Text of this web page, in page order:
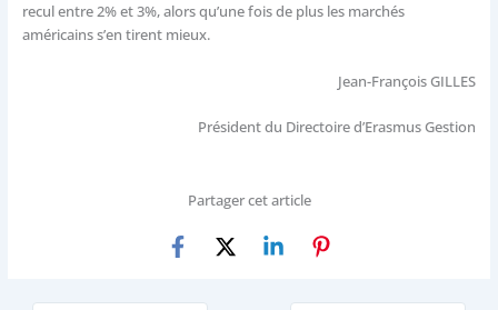
recul entre 2% et 3%, alors qu’une fois de plus les marchés
américains s’en tirent mieux.
Jean-François GILLES
Président du Directoire d’Erasmus Gestion
Partager cet article